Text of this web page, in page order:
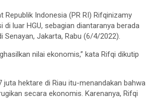
Republik Indonesia (PR RI) Rifqinizamy
luar HGU, sebagian diantaranya berada
Senayan, Jakarta, Rabu (6/4/2022).
nilai ekonomis,” kata Rifqi dikutip
hektare di Riau itu-menandakan bahwa
secara ekonomis. Karenanya, Rifqi